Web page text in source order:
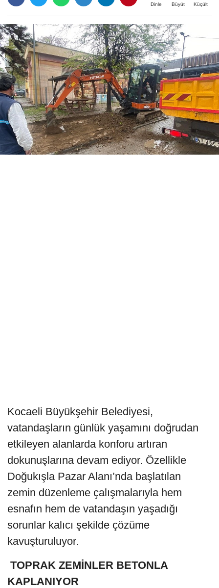
Dinle Büyüt Küçült
Kocaeli Büyükşehir Belediyesi,
vatandaşların günlük yaşamını doğrudan
etkileyen alanlarda konforu artıran
dokunuşlarına devam ediyor. Özellikle
Doğukışla Pazar Alanı’nda başlatılan
zemin düzenleme çalışmalarıyla hem
esnafın hem de vatandaşın yaşadığı
sorunlar kalıcı şekilde çözüme
kavuşturuluyor.
TOPRAK ZEMİNLER BETONLA
KAPLANIYOR